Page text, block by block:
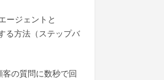
ージェントと
る方法（ステップバ
の質問に数秒で回